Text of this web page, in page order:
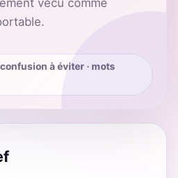
à éviter · mots